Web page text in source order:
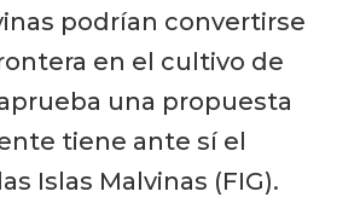
podrían convertirse
en el cultivo de
una propuesta
tiene ante sí el
Islas Malvinas (FIG).